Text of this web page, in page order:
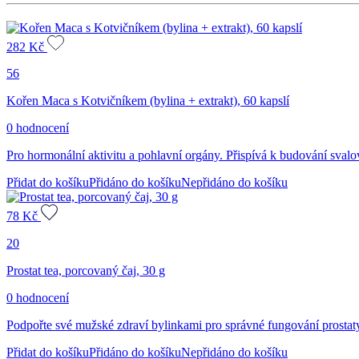
282 Kč
56
Kořen Maca s Kotvičníkem (bylina + extrakt), 60 kapslí
0 hodnocení
Pro hormonální aktivitu a pohlavní orgány. Přispívá k budování
Přidat do košíkuPřidáno do košíkuNepřidáno do košíku
78 Kč
20
Prostat tea, porcovaný čaj, 30 g
0 hodnocení
Podpořte své mužské zdraví bylinkami pro správné fungování
Přidat do košíkuPřidáno do košíkuNepřidáno do košíku